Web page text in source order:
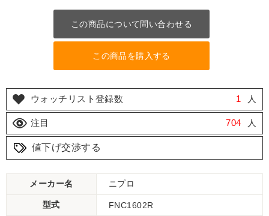
この商品について問い合わせる
この商品を購入する
ウォッチリスト登録数 1 人
注目 704 人
値下げ交渉する
メーカー名 ニプロ
型式 FNC1602R